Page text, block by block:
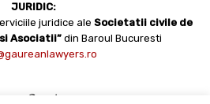
JURIDIC:
juridice ale Societatii civile de
Asociatii” din Baroul Bucuresti